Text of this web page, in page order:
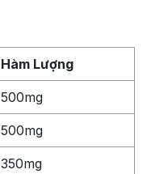
Hàm Lượng
500mg
500mg
350mg